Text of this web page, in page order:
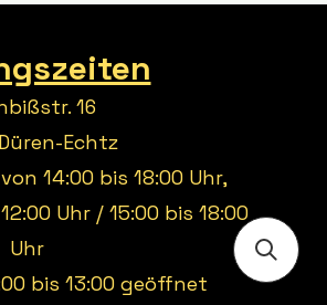
16
Echtz
14:00 bis 18:00 Uhr,
Uhr / 15:00 bis 18:00
Uhr
bis 13:00 geöffnet